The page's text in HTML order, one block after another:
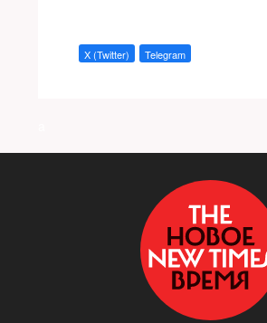
X (Twitter) Telegram